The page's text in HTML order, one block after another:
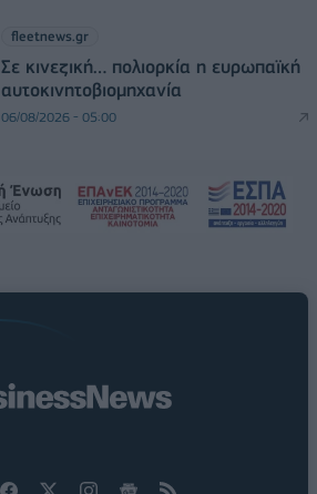
fleetnews.gr
Σε κινεζική… πολιορκία η ευρωπαϊκή
αυτοκινητοβιομηχανία
06/08/2026 - 05:00